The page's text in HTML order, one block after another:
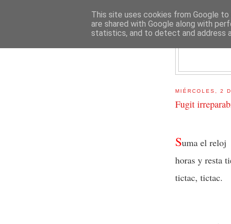
MIÉRCOLES, 2
Fugit
Suma el reloj
horas y resta
tictac, tictac.
This site uses cookies from Google
are shared with Google along with
statistics, and to detect and address